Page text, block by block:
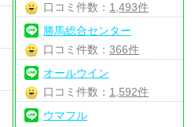
口コミ件数： 1,493件
勝馬総合センター
口コミ件数： 366件
オールウイン
口コミ件数： 1,592件
ウマフル